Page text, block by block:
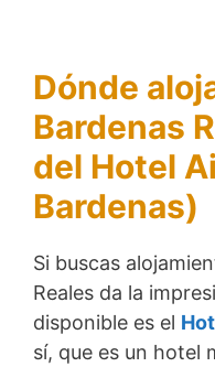
Dónde
Bardenas
del Hotel
Bardenas)
Si buscas
Reales da la
disponible es el
sí, que es un hotel